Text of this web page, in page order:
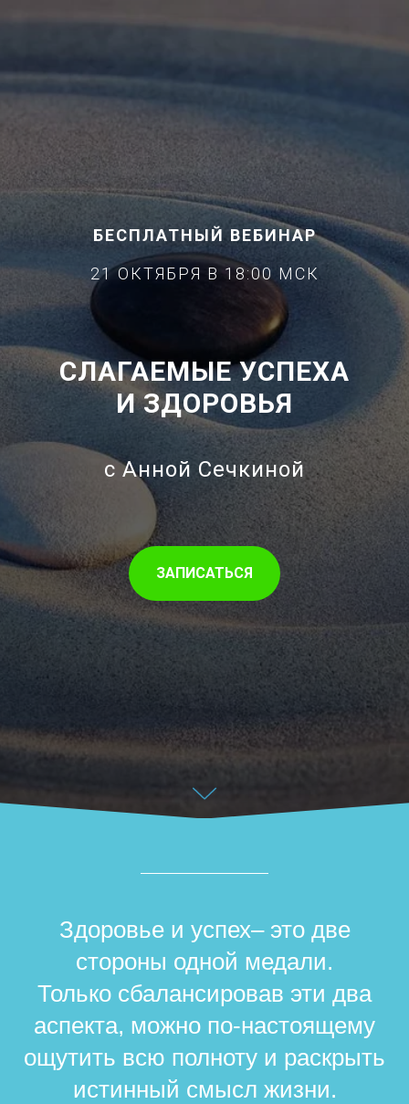
БЕСПЛАТНЫЙ ВЕБИНАР
21 ОКТЯБРЯ В 18:00 МСК
СЛАГАЕМЫЕ УСПЕХА
И ЗДОРОВЬЯ
с Анной Сечкиной
ЗАПИСАТЬСЯ
Здоровье и успех– это две
стороны одной медали.
Только сбалансировав эти два
аспекта, можно по-настоящему
ощутить всю полноту и раскрыть
истинный смысл жизни.